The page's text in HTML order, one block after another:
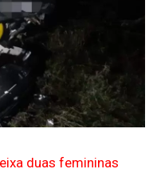
duas femininas